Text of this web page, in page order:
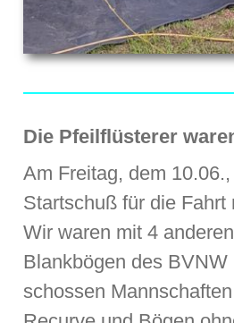
Die Pfeilflüsterer
Am Freitag, dem
Startschuß für die
Wir waren mit 4
Blankbögen des
schossen